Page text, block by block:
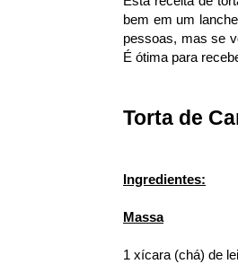
bem em um
pessoas, mas se
É ótima para
Torta de
Ingredientes:
Massa
1 xícara (chá) de